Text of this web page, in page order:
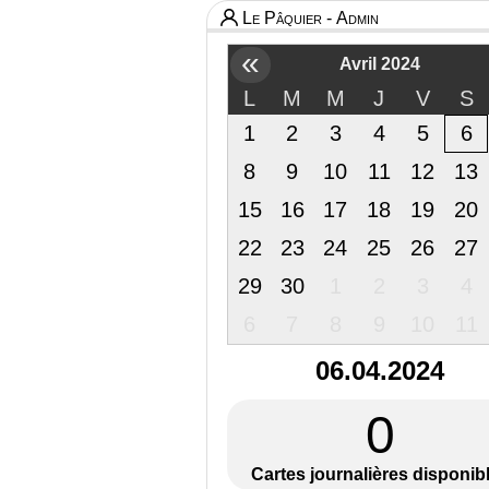
Le Pâquier - Admin
« Avril 2024
L M M J V
S
1
2 3 4 5
6
8
9 10 11 12
13
15
16 17 18 19
20
22
23 24 25 26
27
29
30
06.04.2024
0
Cartes journalières